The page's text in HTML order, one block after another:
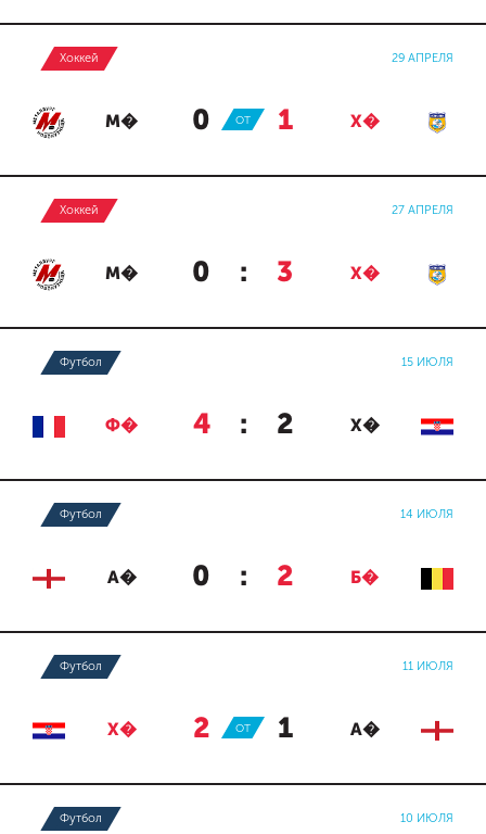
Хоккей 29 АПРЕЛЯ
М� 0 : 1 Х�
ОТ
Хоккей 27 АПРЕЛЯ
М� 0 : 3 Х�
Футбол 15 ИЮЛЯ
Ф� 4 : 2 Х�
Футбол 14 ИЮЛЯ
А� 0 : 2 Б�
Футбол 11 ИЮЛЯ
Х� 2 : 1 А�
ОТ
Футбол 10 ИЮЛЯ